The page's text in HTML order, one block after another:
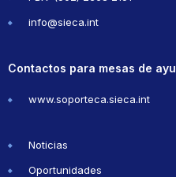
info@sieca.int
Contactos para mesas de
www.soporteca.sieca.int
Noticias
Oportunidades